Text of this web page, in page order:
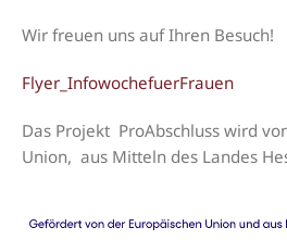
Wir freuen uns auf Ihren Besuch!
Flyer_InfowochefuerFrauen
Das Projekt ProAbschluss wird
Union, aus Mitteln des Landes